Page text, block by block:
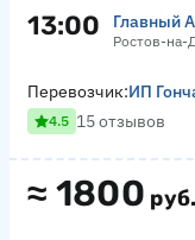
13:00 Главный
Ростов-на-
≈ 1800 руб.
Перевозчик:ИП
4.5 15 отзывов